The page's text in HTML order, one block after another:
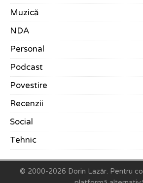
Muzică
NDA
Personal
Podcast
Povestire
Recenzii
Social
Tehnic
© 2000-2026 Dorin Lazăr. Pentru